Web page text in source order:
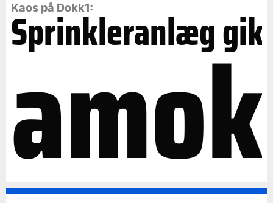
Kaos på Dokk1:
Sprinkleranlæg gik
amok